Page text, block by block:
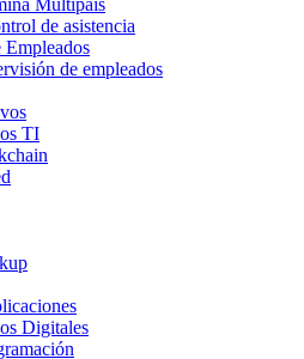
Multipaís
de asistencia
Empleados
de empleados
TI
Digitales